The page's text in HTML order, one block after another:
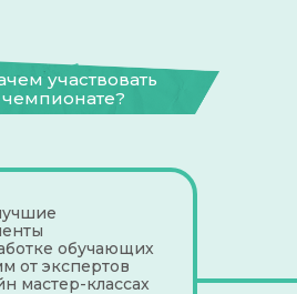
участвовать
чемпионате?
обучающих
от экспертов
мастер-классах